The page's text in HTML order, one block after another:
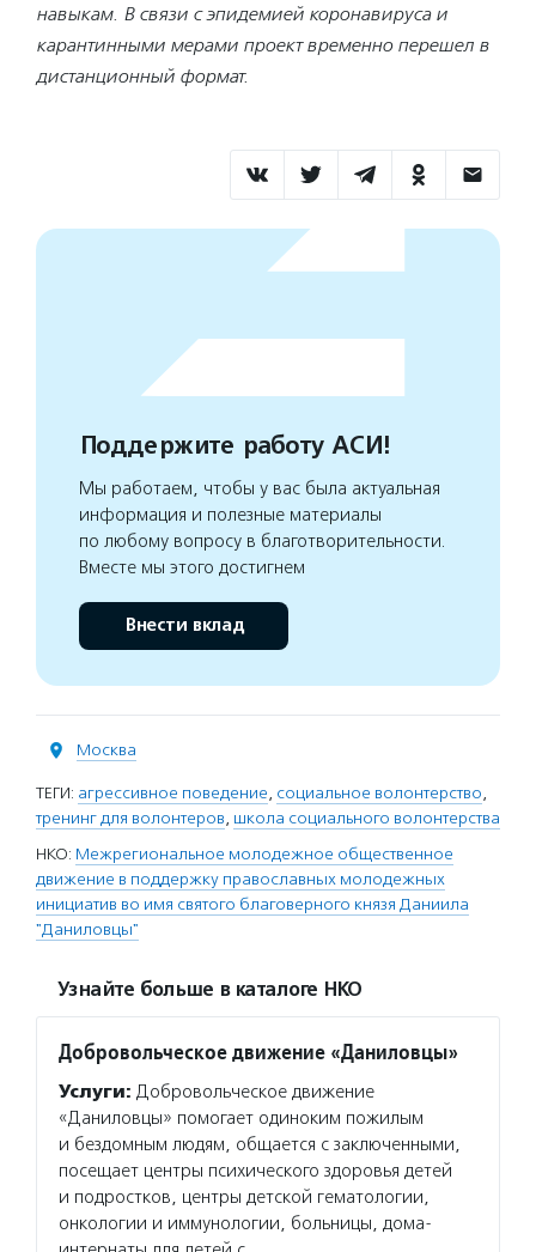
навыкам. В связи с эпидемией коронавируса и
карантинными мерами проект временно перешел в
дистанционный формат.
Поддержите работу АСИ!
Мы работаем, чтобы у вас была актуальная
информация и полезные материалы
по любому вопросу в благотворительности.
Вместе мы этого достигнем
Внести вклад
Москва
ТЕГИ: агрессивное поведение, социальное волонтерство,
тренинг для волонтеров, школа социального волонтерства
НКО: Межрегиональное молодежное общественное
движение в поддержку православных молодежных
инициатив во имя святого благоверного князя Даниила
"Даниловцы"
Узнайте больше в каталоге НКО
Добровольческое движение «Даниловцы»
Услуги: Добровольческое движение
«Даниловцы» помогает одиноким пожилым
и бездомным людям, общается с заключенными,
посещает центры психического здоровья детей
и подростков, центры детской гематологии,
онкологии и иммунологии, больницы, дома-